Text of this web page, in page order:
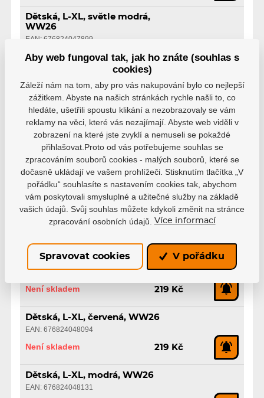
Dětská, L-XL, světle modrá,
WW26
EAN: 676824047899
Není skladem 219 Kč
Dětská, L-XL, oranžová, WW26
EAN: 676824047936
Není skladem 219 Kč
Dětská, L-XL, žlutá, WW26
EAN: 676824047974
Není skladem 219 Kč
Dětská, L-XL, vínová, WW26
EAN: 676824048018
Dětská, L-XL, růžová, WW26
EAN: 676824048056
Není skladem 219 Kč
Dětská, L-XL, červená, WW26
EAN: 676824048094
Není skladem 219 Kč
Dětská, L-XL, modrá, WW26
EAN: 676824048131
Aby web fungoval tak, jak ho znáte (souhlas s
cookies)
Záleží nám na tom, aby pro vás nakupování bylo co nejlepší
zážitkem. Abyste na našich stránkách rychle našli to, co
hledáte, ušetřili spoustu klikání a nezobrazovaly se vám
reklamy na věci, které vás nezajímají. Abyste web viděli v
zobrazení na které jste zvyklí a nemuseli se pokaždé
přihlašovat.Proto od vás potřebujeme souhlas se
zpracováním souborů cookies - malých souborů, které se
dočasně ukládají ve vašem prohlížeči. Stisknutím tlačítka „V
pořádku“ souhlasíte s nastavením cookies tak, abychom
vám poskytovali smysluplné a užitečné služby na základě
vašich údajů. Svůj souhlas můžete kdykoli změnit na stránce
zpracování osobních údajů.
Více informací
Spravovat cookies V pořádku